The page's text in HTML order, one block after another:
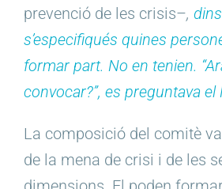
prevenció de les crisis–,
s’especifiqués quines
formar part. No en tenien.
convocar?”, es preguntava el
La composició del comitè
de la mena de crisi i de les